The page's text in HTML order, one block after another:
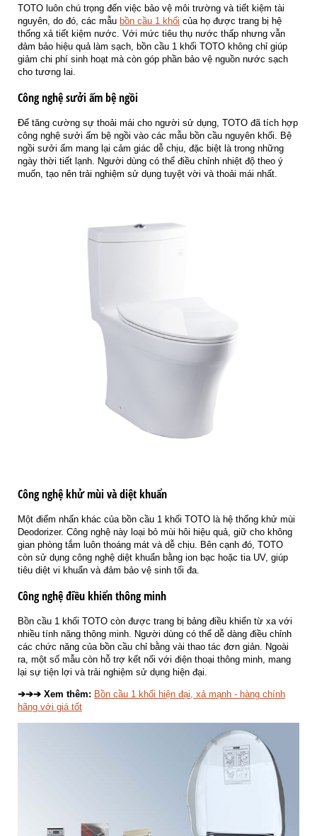
TOTO luôn chú trọng đến việc bảo vệ môi trường và tiết kiệm tài
nguyên, do đó, các mẫu bồn cầu 1 khối của họ được trang bị hệ
thống xả tiết kiệm nước. Với mức tiêu thụ nước thấp nhưng vẫn
đảm bảo hiệu quả làm sạch, bồn cầu 1 khối TOTO không chỉ giúp
giảm chi phí sinh hoạt mà còn góp phần bảo vệ nguồn nước sạch
cho tương lai.
Công nghệ sưởi ấm bệ ngồi
Để tăng cường sự thoải mái cho người sử dụng, TOTO đã tích hợp
công nghệ sưởi ấm bệ ngồi vào các mẫu bồn cầu nguyên khối. Bệ
ngồi sưởi ấm mang lại cảm giác dễ chịu, đặc biệt là trong những
ngày thời tiết lạnh. Người dùng có thể điều chỉnh nhiệt độ theo ý
muốn, tạo nên trải nghiệm sử dụng tuyệt vời và thoải mái nhất.
Công nghệ khử mùi và diệt khuẩn
Một điểm nhấn khác của bồn cầu 1 khối TOTO là hệ thống khử mùi
Deodorizer. Công nghệ này loại bỏ mùi hôi hiệu quả, giữ cho không
gian phòng tắm luôn thoáng mát và dễ chịu. Bên cạnh đó, TOTO
còn sử dụng công nghệ diệt khuẩn bằng ion bạc hoặc tia UV, giúp
tiêu diệt vi khuẩn và đảm bảo vệ sinh tối đa.
Công nghệ điều khiển thông minh
Bồn cầu 1 khối TOTO còn được trang bị bảng điều khiển từ xa với
nhiều tính năng thông minh. Người dùng có thể dễ dàng điều chỉnh
các chức năng của bồn cầu chỉ bằng vài thao tác đơn giản. Ngoài
ra, một số mẫu còn hỗ trợ kết nối với điện thoại thông minh, mang
lại sự tiện lợi và trải nghiệm sử dụng hiện đại.
➔➔➔ Xem thêm: Bồn cầu 1 khối hiện đại, xả mạnh - hàng chính
hãng với giá tốt